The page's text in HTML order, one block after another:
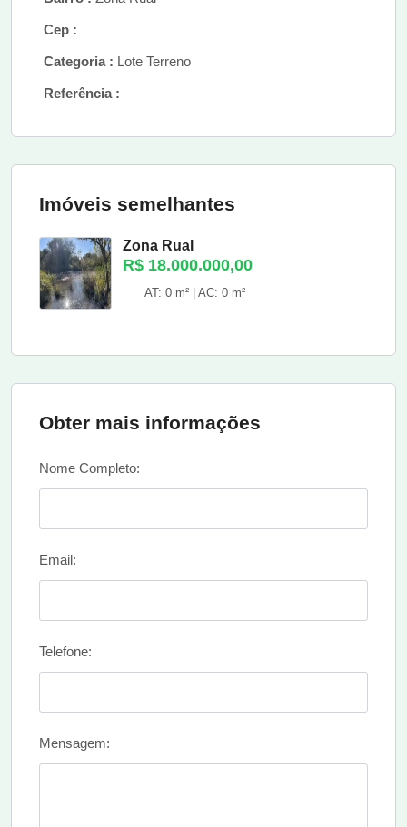
Cep :
Categoria : Lote Terreno
Referência :
Imóveis semelhantes
Zona Rual
R$ 18.000.000,00
AT: 0 m² | AC: 0 m²
Obter mais informações
Nome Completo:
Email:
Telefone:
Mensagem: